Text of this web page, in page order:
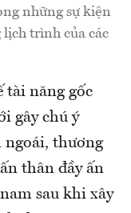
những sự kiện
trình của các
tài năng gốc
gây chú ý
thương
thân đầy ấn
sau khi xây